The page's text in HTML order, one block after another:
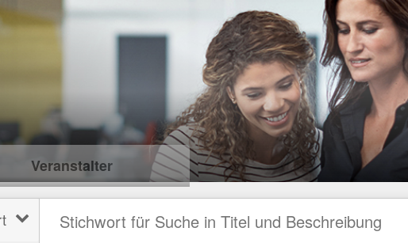
Veranstalter